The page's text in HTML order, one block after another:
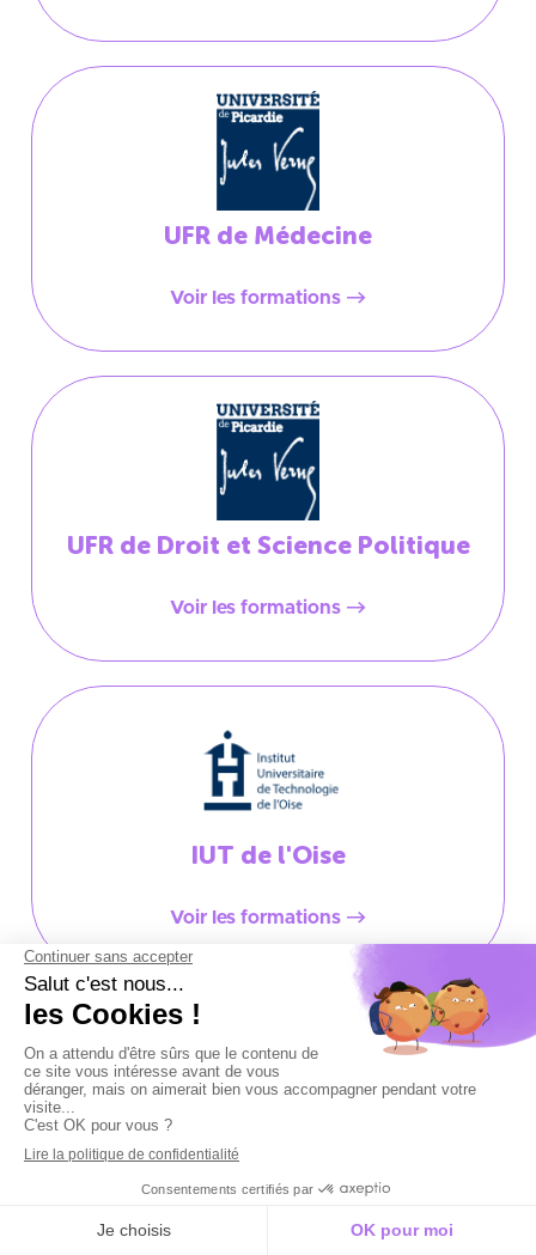
UFR de Médecine
Voir les formations
UFR de Droit et Science Politique
Voir les formations
IUT de l'Oise
Voir les formations
IUT de l'Aisne
Voir les formations